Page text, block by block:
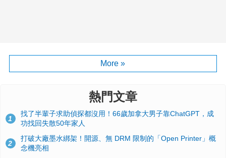
More »
熱門文章
1
找了半輩子求助偵探都沒用！66歲加拿大男子靠ChatGPT，成
功找回失散50年家人
2
打破大廠墨水綁架！開源、無 DRM 限制的「Open Printer」概
念機亮相